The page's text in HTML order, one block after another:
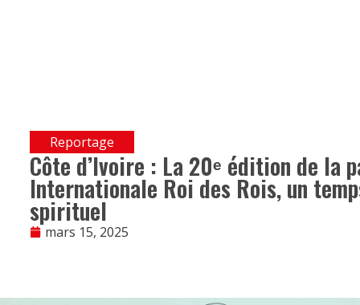
Reportage
Côte d’Ivoire : La 20ᵉ édition de la
Internationale Roi des Rois, un
spirituel
mars 15, 2025